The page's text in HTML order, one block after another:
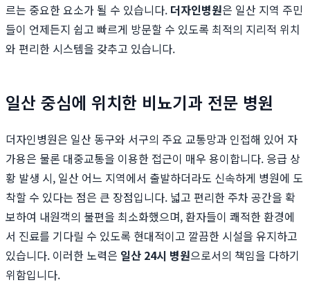
르는 중요한 요소가 될 수 있습니다. 더자인병원은 일산 지역 주민
들이 언제든지 쉽고 빠르게 방문할 수 있도록 최적의 지리적 위치
와 편리한 시스템을 갖추고 있습니다.
일산 중심에 위치한 비뇨기과 전문 병원
더자인병원은 일산 동구와 서구의 주요 교통망과 인접해 있어 자
가용은 물론 대중교통을 이용한 접근이 매우 용이합니다. 응급 상
황 발생 시, 일산 어느 지역에서 출발하더라도 신속하게 병원에 도
착할 수 있다는 점은 큰 장점입니다. 넓고 편리한 주차 공간을 확
보하여 내원객의 불편을 최소화했으며, 환자들이 쾌적한 환경에
서 진료를 기다릴 수 있도록 현대적이고 깔끔한 시설을 유지하고
있습니다. 이러한 노력은 일산 24시 병원으로서의 책임을 다하기
위함입니다.